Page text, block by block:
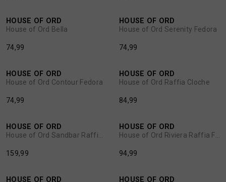
HOEDEN
JASSEN
JEANS
JUMPSUITS
OVERHEMDEN
OVERSHIRTS
POLO'S
SCHOENEN EN REGENLAARZEN
1/2
HOUSE OF ORD
House of Ord Bella
74,99
1/2
HOUSE OF ORD
House of Ord Serenity Fedora
74,99
1/2
HOUSE OF ORD
House of Ord Contour Fedora
74,99
1/2
HOUSE OF ORD
House of Ord Raffia Cloche
84,99
1/2
HOUSE OF ORD
159,99
1/2
HOUSE OF ORD
94,99
HOUSE OF ORD HOUSE OF ORD